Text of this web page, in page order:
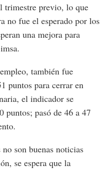
trimestre previo, lo que
no fue el esperado por los
una mejora para
también fue
puntos para cerrar en
el indicador se
puntos; pasó de 46 a 47
son buenas noticias
se espera que la